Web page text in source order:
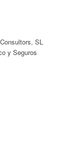
SL
y Seguros